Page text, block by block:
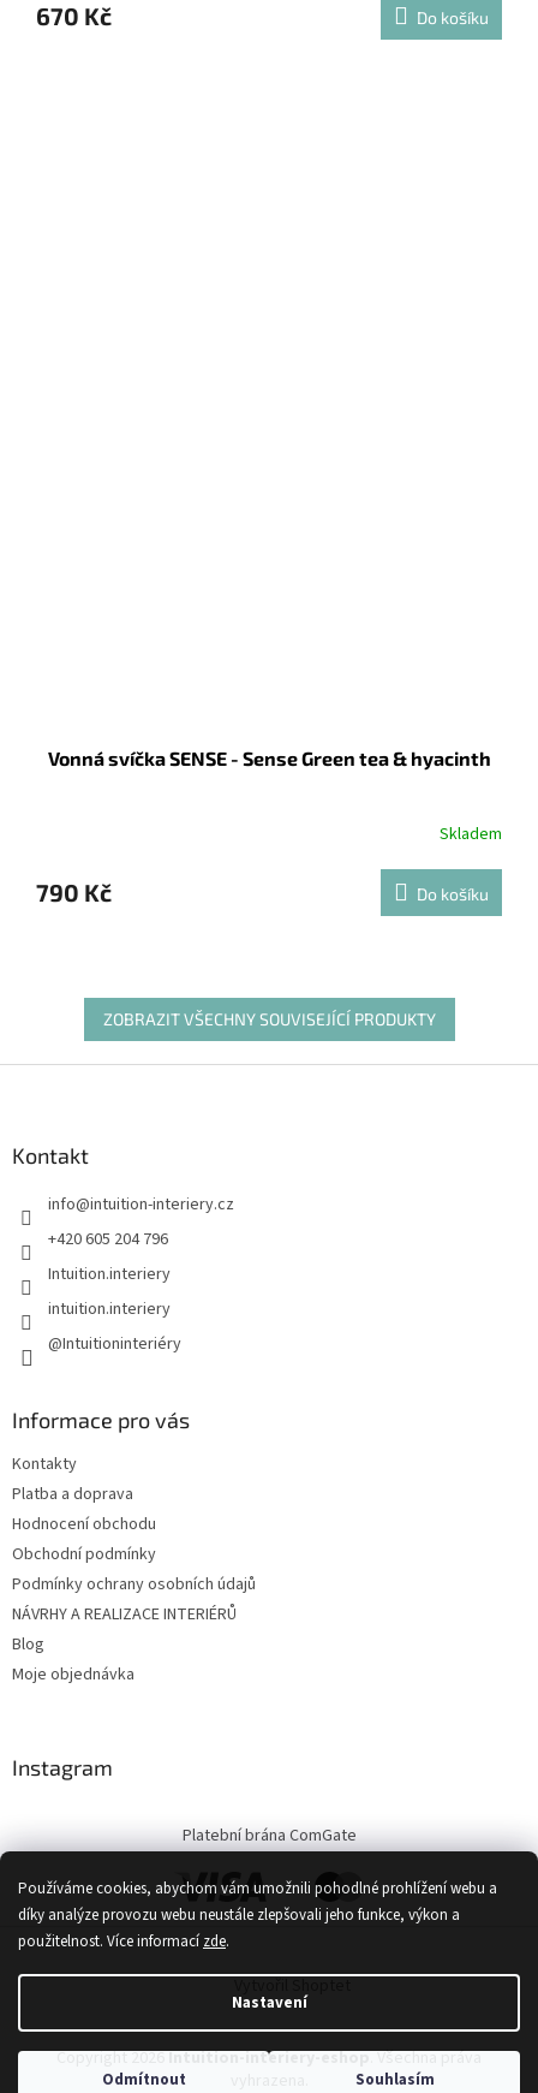
Používáme cookies, abychom vám umožnili pohodlné prohlížení webu a
díky analýze provozu webu neustále zlepšovali jeho funkce, výkon a
použitelnost. Více informacízde.
Nastavení
Odmítnout Souhlasím
670 Kč Do košíku
Vonná svíčka SENSE - Sense Green tea & hyacinth
Skladem
790 Kč Do košíku
ZOBRAZIT VŠECHNY SOUVISEJÍCÍ PRODUKTY
Kontakt
info@intuition-interiery.cz
+420 605 204 796
Intuition.interiery
intuition.interiery
@Intuitioninteriéry
Informace pro vás
Kontakty
Platba a doprava
Hodnocení obchodu
Obchodní podmínky
Podmínky ochrany osobních údajů
NÁVRHY A REALIZACE INTERIÉRŮ
Blog
Moje objednávka
Instagram
Platební brána ComGate
Copyright 2026Intuition-interiery-eshop. Všechna práva